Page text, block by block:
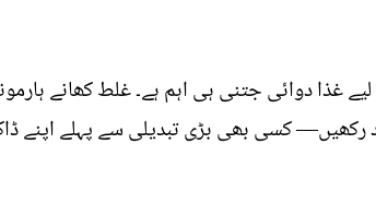
غذا دوائی جتنی ہی اہم ہے۔ غلط کھانے
رکھیں— کسی بھی بڑی تبدیلی سے پہلے اپنے